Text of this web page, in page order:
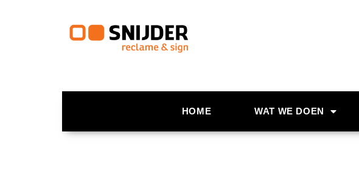
HOME WAT WE DOEN